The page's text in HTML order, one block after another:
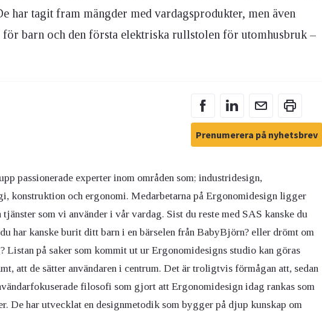
har tagit fram mängder med vardagsprodukter, men även
barn och den första elektriska rullstolen för utomhusbruk –
Prenumerera på nyhetsbrev
passionerade experter inom områden som; industridesign,
konstruktion och ergonomi. Medarbetarna på Ergonomidesign ligger
som vi använder i vår vardag. Sist du reste med SAS kanske du
har kanske burit ditt barn i en bärselen från BabyBjörn? eller drömt om
Listan på saker som kommit ut ur Ergonomidesigns studio kan göras
att de sätter användaren i centrum. Det är troligtvis förmågan att, sedan
filosofi som gjort att Ergonomidesign idag rankas som
De har utvecklat en designmetodik som bygger på djup kunskap om